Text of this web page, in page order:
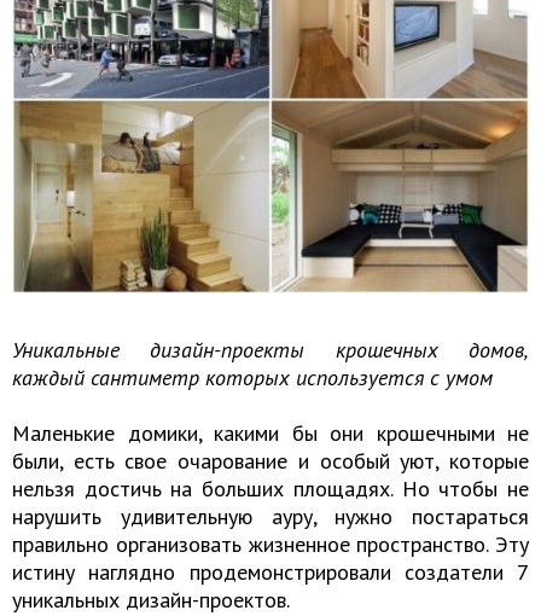
Уникальные дизайн-проекты крошечных домов,
каждый сантиметр которых используется с умом
Маленькие домики, какими бы они крошечными не
были, есть свое очарование и особый уют, которые
нельзя достичь на больших площадях. Но чтобы не
нарушить удивительную ауру, нужно постараться
правильно организовать жизненное пространство. Эту
истину наглядно продемонстрировали создатели 7
уникальных дизайн-проектов.